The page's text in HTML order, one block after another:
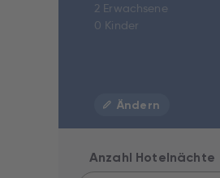
2 Erwachsene
0 Kinder
Ändern
Anzahl Hotelnächte